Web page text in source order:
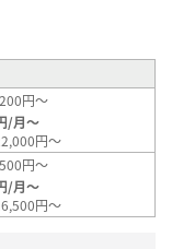
円～
/月～
円～
円～
/月～
円～